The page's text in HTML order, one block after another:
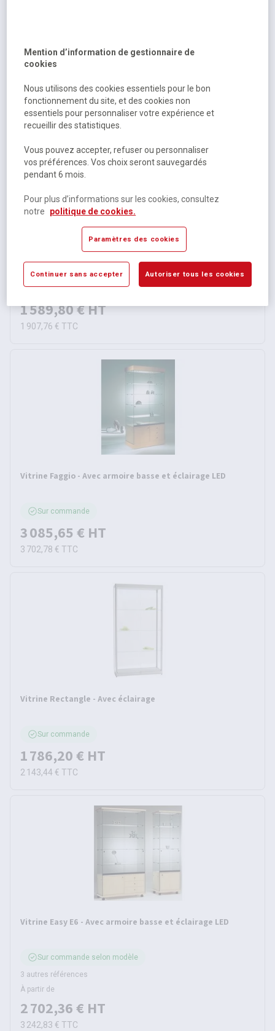
1 559,80 €HT
3 autres références
1 589,80 €HT
1 907,76 € TTC
Vitrine Faggio - Avec armoire basse et éclairage LED
Sur commande
3 085,65 € HT
3 702,78 € TTC
Vitrine Rectangle - Avec éclairage
Sur commande
1 786,20 € HT
2 143,44 € TTC
Vitrine Easy E6 - Avec armoire basse et éclairage LED
Sur commande selon modèle
3 autres références
À partir de
2 702,36 € HT
3 242,83 € TTC
Mention d’information de gestionnaire de
cookies
Nous utilisons des cookies essentiels pour le bon
fonctionnement du site, et des cookies non
essentiels pour personnaliser votre expérience et
recueillir des statistiques.
Vous pouvez accepter, refuser ou personnaliser
vos préférences. Vos choix seront sauvegardés
pendant 6 mois.
Pour plus d’informations sur les cookies, consultez
notre
politique de cookies.
Paramètres des cookies
Continuer sans accepter Autoriser tous les cookies